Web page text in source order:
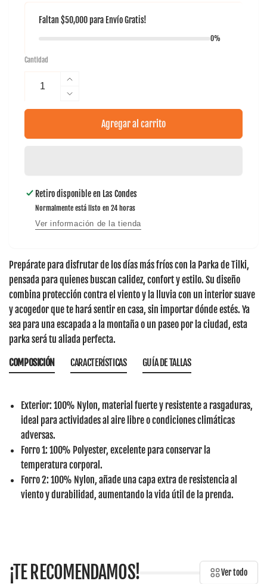
habitual
Faltan $50,000para Envío Gratis!
0%
Cantidad
Aumentar
cantidad
para
Reducir
cantidad
Parka
Agregar al carrito
Retiro disponible en Las Condes
Normalmente está listo en 24 horas
Ver información de la tienda
Prepárate para disfrutar de los días más fríos con la Parka de Tilki,
pensada para quienes buscan calidez, confort y estilo. Su diseño
combina protección contra el viento y la lluvia con un interior suave
y acogedor que te hará sentir en casa, sin importar dónde estés. Ya
sea para una escapada a la montaña o un paseo por la ciudad, esta
parka será tu aliada perfecta.
COMPOSICIÓN
Exterior: 100% Nylon, material fuerte y resistente a rasgaduras,
ideal para actividades al aire libre o condiciones climáticas
adversas.
Forro 1: 100% Polyester, excelente para conservar la
temperatura corporal.
Forro 2: 100% Nylon, añade una capa extra de resistencia al
viento y durabilidad, aumentando la vida útil de la prenda.
CARACTERÍSTICAS GUÍA DE TALLAS
¡TE RECOMENDAMOS! Ver todo